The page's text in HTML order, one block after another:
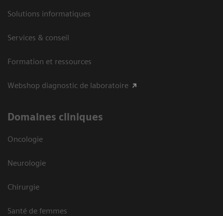
Solutions informatiques
Services & conseil
Formation et ressources
Webshop diagnostic de laboratoire
Domaines cliniques
Oncologie
Neurologie
Chirurgie
Santé de femmes